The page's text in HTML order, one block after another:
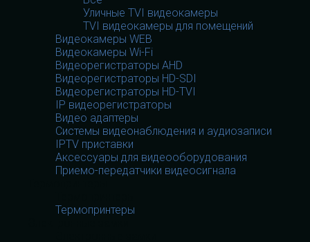
Уличные TVI видеокамеры
TVI видеокамеры для помещений
Видеокамеры WEB
Видеокамеры Wi-Fi
Видеорегистраторы AHD
Видеорегистраторы HD-SDI
Видеорегистраторы HD-TVI
IP видеорегистраторы
Видео адаптеры
Системы видеонаблюдения и аудиозаписи
IPTV приставки
Аксессуары для видеооборудования
Приемо-передатчики видеосигнала
Термопринтеры